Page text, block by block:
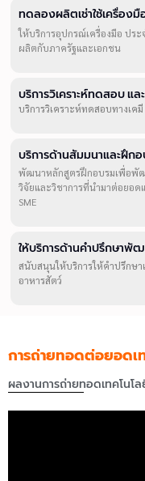
ทดลองผลิตเช่าใช้เครื่องมื
ให้บริการอุปกรณ์เครื่องมือ ปร
ผลิตกับภาครัฐและเอกชน
บริการวิเคราะห์ทดสอบ แ
บริการวิเคราะห์ทดสอบทางเค
บริการด้านสัมมนาและฝึกอ
พัฒนาหลักสูตรฝึกอบรมเพื่อพั
วิจัยและวิชาการที่นำมาต่อยอ
SME
ให้บริการด้านคำปรึกษา
สนับสนุนให้บริการให้คำปรึกษ
อาหารสัตว์
การถ่ายทอดต่อยอดเ
ผลงานการถ่ายทอดเทคโนโ